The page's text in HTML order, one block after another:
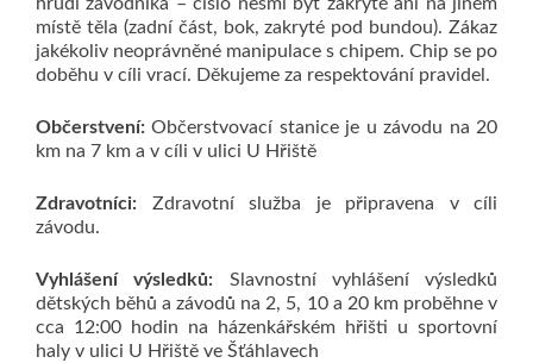
hrudi závodníka – číslo nesmí být zakryté ani na jiném
místě těla (zadní část, bok, zakryté pod bundou). Zákaz
jakékoliv neoprávněné manipulace s chipem. Chip se po
doběhu v cíli vrací. Děkujeme za respektování pravidel.
Občerstvení: Občerstvovací stanice je u závodu na 20
km na 7 km a v cíli v ulici U Hřiště
Zdravotníci: Zdravotní služba je připravena v cíli
závodu.
Vyhlášení výsledků: Slavnostní vyhlášení výsledků
dětských běhů a závodů na 2, 5, 10 a 20 km proběhne v
cca 12:00 hodin na házenkářském hřišti u sportovní
haly v ulici U Hřiště ve Šťáhlavech